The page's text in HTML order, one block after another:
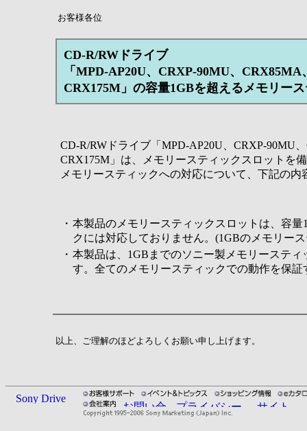
お客様各位
CD-R/RWドライブ
「MPD-AP20U、CRXP-90MU、
CRX175M」の容量1GBを超えるメモリー
CD-R/RWドライブ「MPD-AP20U、CRXP-90MU
CRX175M」は、メモリースティックスロットを
メモリースティックへの対応について、下記の
・ 本製品のメモリースティックスロットは、容
クには対応しておりません。(1GBのメモリー
・ 本製品は、1GBまでのソニー製メモリーステ
す。全てのメモリースティックでの動作を保
以上、ご理解のほどよろしくお願い申し上げます。